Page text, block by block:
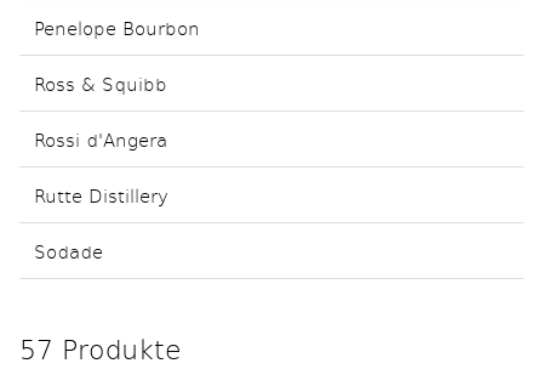
Penelope Bourbon
Ross & Squibb
Rossi d'Angera
Rutte Distillery
Sodade
57 Produkte